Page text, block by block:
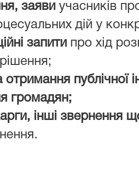
заяви учасників
дій у
запити про хід
отримання публічної
громадян;
інші звернення